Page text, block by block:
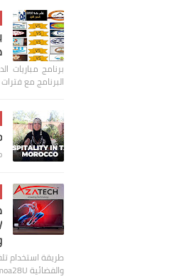
البرنامج مع
والفضائية https://www.youtube.com/watch?v=guhgImoa28U